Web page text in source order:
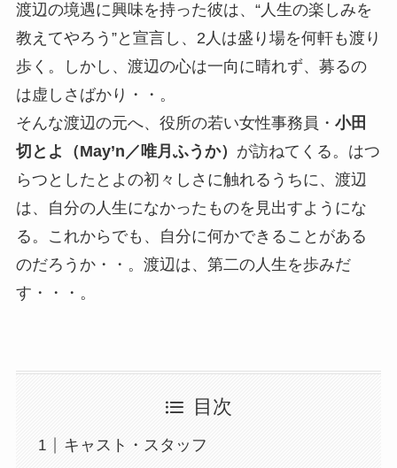
渡辺の境遇に興味を持った彼は、“人生の楽しみを
教えてやろう”と宣言し、2人は盛り場を何軒も渡り
歩く。しかし、渡辺の心は一向に晴れず、募るの
は虚しさばかり・・。
そんな渡辺の元へ、役所の若い女性事務員・ 小田
切とよ（May’n／唯月ふうか） が訪ねてくる。はつ
らつとしたとよの初々しさに触れるうちに、渡辺
は、自分の人生になかったものを見出すようにな
る。これからでも、自分に何かできることがある
のだろうか・・。渡辺は、第二の人生を歩みだ
す・・・。
目次
キャスト・スタッフ